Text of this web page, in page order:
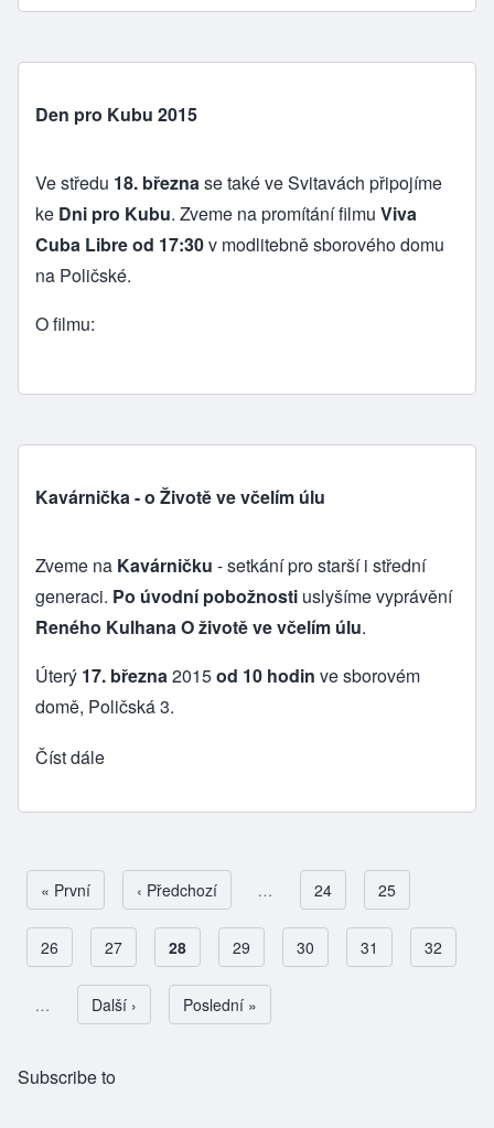
Den pro Kubu 2015
Ve středu 18. března se také ve Svitavách připojíme
ke Dni pro Kubu. Zveme na promítání filmu Viva
Cuba Libreod 17:30v modlitebně sborového domu
na Poličské.
O filmu:
Kavárnička - o Životě ve včelím úlu
Zveme na Kavárničku - setkání pro starší i střední
generaci. Po úvodní pobožnosti uslyšíme vyprávění
Reného Kulhana O životě ve včelím úlu.
Úterý 17. března 2015od 10 hodin ve sborovém
domě, Poličská 3.
Číst dále
Pagination
First page
« První Předchozí stránka
‹ Předchozí … Page
24 Page
25
Page
26 Page
27 Aktuální stránka
28 Page
29 Page
30 Page
31 Page
32
… Následující stránka
Další › Poslední stránka
Poslední »
Subscribe to